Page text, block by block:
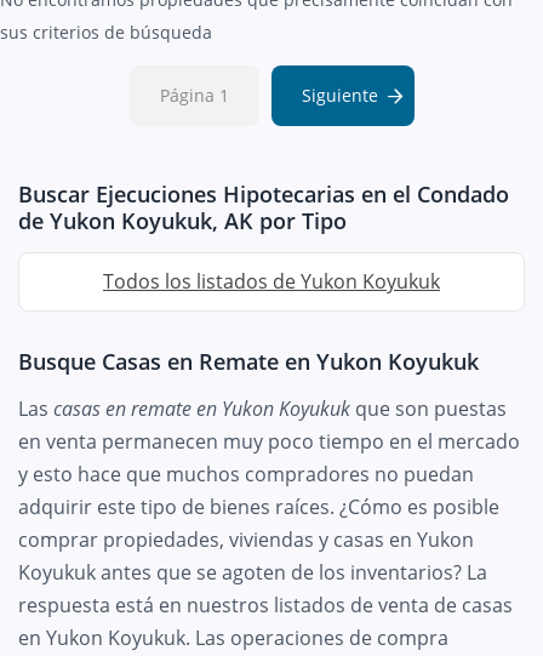
sus criterios de búsqueda
Página 1 Siguiente
Buscar Ejecuciones Hipotecarias en el Condado
de Yukon Koyukuk, AK por Tipo
Todos los listados de Yukon Koyukuk
Busque Casas en Remate en Yukon Koyukuk
Las casas en remate en Yukon Koyukuk que son puestas
en venta permanecen muy poco tiempo en el mercado
y esto hace que muchos compradores no puedan
adquirir este tipo de bienes raíces. ¿Cómo es posible
comprar propiedades, viviendas y casas en Yukon
Koyukuk antes que se agoten de los inventarios? La
respuesta está en nuestros listados de venta de casas
en Yukon Koyukuk. Las operaciones de compra